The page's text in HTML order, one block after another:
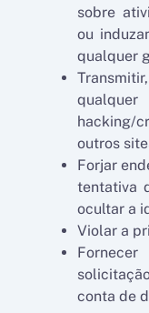
sobre
ou
qualquer
hacking/
outros
Forjar
tentativa
ocultar a
Violar a
conta de